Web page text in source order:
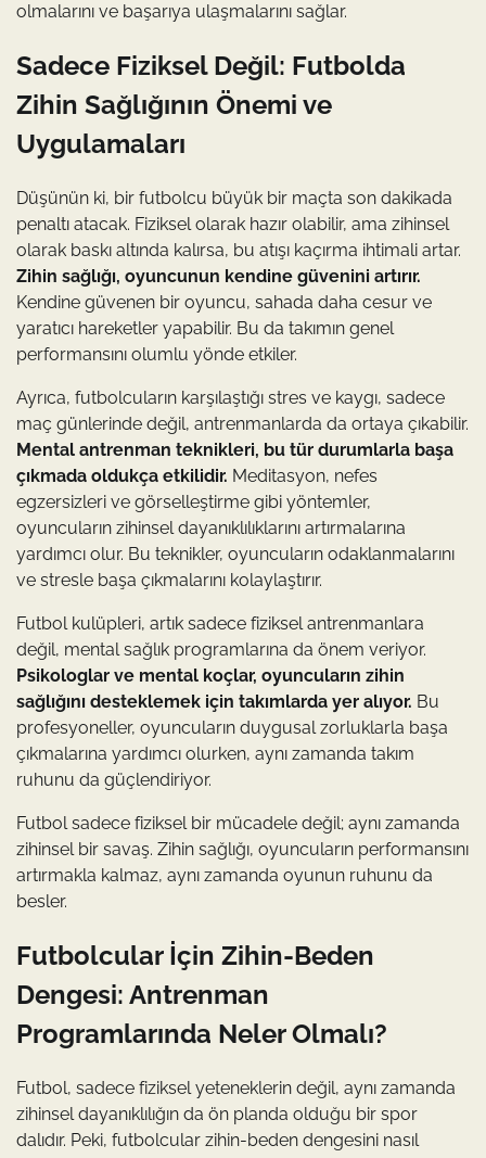
olmalarını ve başarıya ulaşmalarını sağlar.
Sadece Fiziksel Değil: Futbolda
Zihin Sağlığının Önemi ve
Uygulamaları
Düşünün ki, bir futbolcu büyük bir maçta son dakikada
penaltı atacak. Fiziksel olarak hazır olabilir, ama zihinsel
olarak baskı altında kalırsa, bu atışı kaçırma ihtimali artar.
Zihin sağlığı, oyuncunun kendine güvenini artırır.
Kendine güvenen bir oyuncu, sahada daha cesur ve
yaratıcı hareketler yapabilir. Bu da takımın genel
performansını olumlu yönde etkiler.
Ayrıca, futbolcuların karşılaştığı stres ve kaygı, sadece
maç günlerinde değil, antrenmanlarda da ortaya çıkabilir.
Mental antrenman teknikleri, bu tür durumlarla başa
çıkmada oldukça etkilidir. Meditasyon, nefes
egzersizleri ve görselleştirme gibi yöntemler,
oyuncuların zihinsel dayanıklılıklarını artırmalarına
yardımcı olur. Bu teknikler, oyuncuların odaklanmalarını
ve stresle başa çıkmalarını kolaylaştırır.
Futbol kulüpleri, artık sadece fiziksel antrenmanlara
değil, mental sağlık programlarına da önem veriyor.
Psikologlar ve mental koçlar, oyuncuların zihin
sağlığını desteklemek için takımlarda yer alıyor. Bu
profesyoneller, oyuncuların duygusal zorluklarla başa
çıkmalarına yardımcı olurken, aynı zamanda takım
ruhunu da güçlendiriyor.
Futbol sadece fiziksel bir mücadele değil; aynı zamanda
zihinsel bir savaş. Zihin sağlığı, oyuncuların performansını
artırmakla kalmaz, aynı zamanda oyunun ruhunu da
besler.
Futbolcular İçin Zihin-Beden
Dengesi: Antrenman
Programlarında Neler Olmalı?
Futbol, sadece fiziksel yeteneklerin değil, aynı zamanda
zihinsel dayanıklılığın da ön planda olduğu bir spor
dalıdır. Peki, futbolcular zihin-beden dengesini nasıl